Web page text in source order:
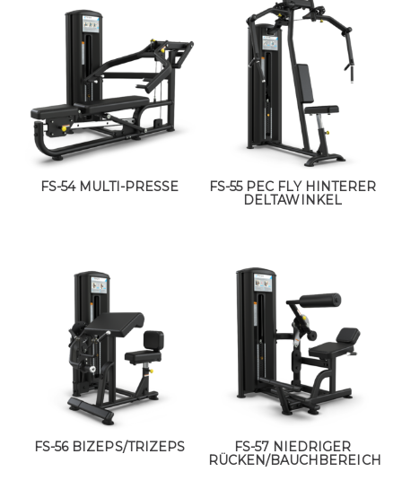
FS-54 MULTI-PRESSE
FS-55 PEC FLY HINTERER
DELTAWINKEL
FS-56 BIZEPS/TRIZEPS
FS-57 NIEDRIGER
RÜCKEN/BAUCHBEREICH